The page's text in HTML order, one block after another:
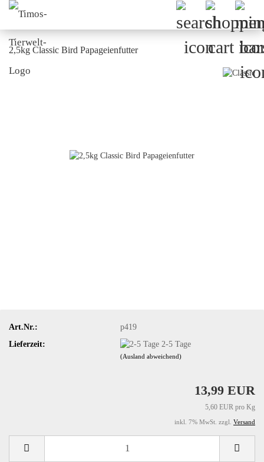
2,5kg Classic Bird Papageienfutter
Art.Nr.:
p419
Lieferzeit:
2-5 Tage
(Ausland abweichend)
13,99 EUR
5,60 EUR pro Kg
inkl. 7% MwSt. zzgl. Versand